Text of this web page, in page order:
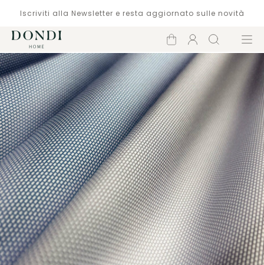
Iscriviti alla Newsletter e resta aggiornato sulle novità
Carrello
Account
Cerca Menù